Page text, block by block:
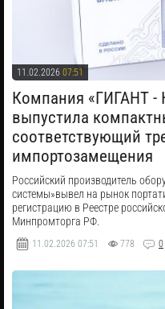
11.02.2026 07:51
​Компания «ГИГАНТ -
выпустила
соответствующий
импортозамещения
Российский производитель
системы»вывел на рынок
регистрацию в Реестре
Минпромторга РФ.
11.02.2026 07:51 778 0